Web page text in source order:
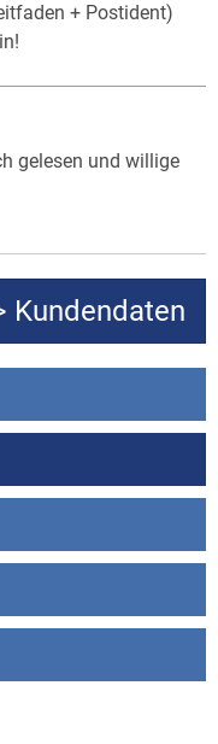
+ Postident)
gelesen und willige